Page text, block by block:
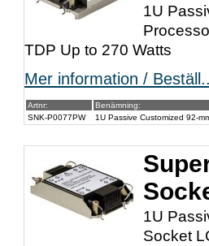
1U
TDP Up to 270 Watts
Mer information /
Artnr:
Benämning:
SNK-P0077PW
1U Passive Customized 92-
1U
Socket